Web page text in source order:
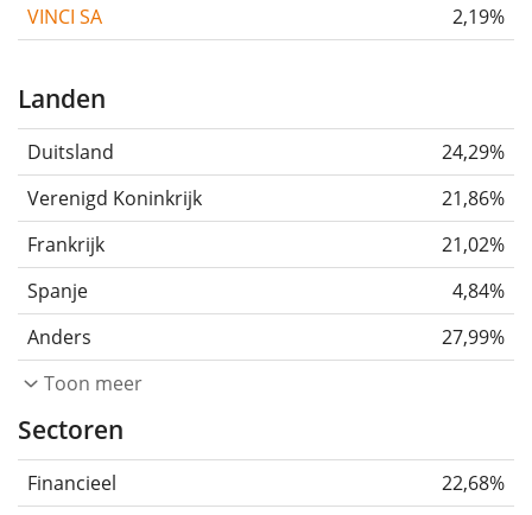
VINCI SA
2,19%
Landen
Duitsland
24,29%
Verenigd Koninkrijk
21,86%
Frankrijk
21,02%
Spanje
4,84%
Anders
27,99%
Toon meer
Sectoren
Financieel
22,68%